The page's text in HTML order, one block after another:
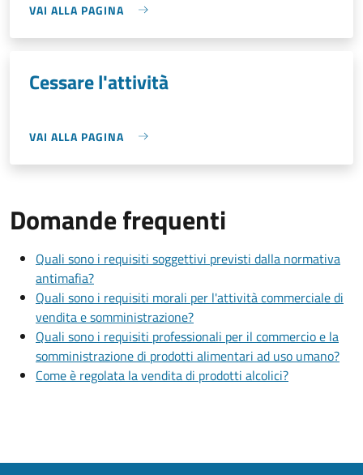
VAI ALLA PAGINA
Cessare l'attività
VAI ALLA PAGINA
Domande frequenti
Quali sono i requisiti soggettivi previsti dalla normativa
antimafia?
Quali sono i requisiti morali per l'attività commerciale di
vendita e somministrazione?
Quali sono i requisiti professionali per il commercio e la
somministrazione di prodotti alimentari ad uso umano?
Come è regolata la vendita di prodotti alcolici?